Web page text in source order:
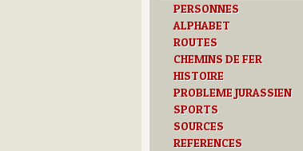
Paroisses
R
S
Sociétés locales
T
U
V
Z
PERSONNES
ALPHABET
ROUTES
CHEMINS DE FER
HISTOIRE
PROBLEME JURASSIEN
SPORTS
SOURCES
REFERENCES